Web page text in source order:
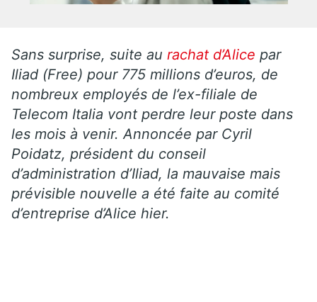
Sans surprise, suite au rachat d’Alice par
Iliad (Free) pour 775 millions d’euros, de
nombreux employés de l’ex-filiale de
Telecom Italia vont perdre leur poste dans
les mois à venir. Annoncée par Cyril
Poidatz, président du conseil
d’administration d’Iliad, la mauvaise mais
prévisible nouvelle a été faite au comité
d’entreprise d’Alice hier.